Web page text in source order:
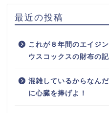
最近の投稿
これが８年間のエイジ
ウスコックスの財布の記
混雑しているからなん
に心臓を捧げよ！